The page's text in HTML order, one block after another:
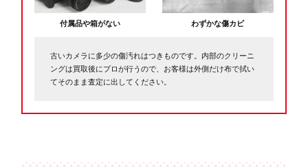
付属品や箱がない わずかな傷カビ
古いカメラに多少の傷汚れはつきものです。内部のクリーニ
ングは買取後にプロが行うので、お客様は外側だけ布で拭い
てそのまま査定に出してください。